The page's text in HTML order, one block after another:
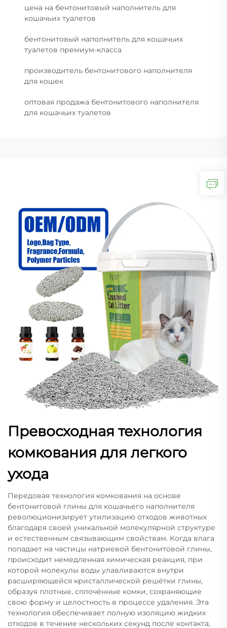
цена на бентонитовый наполнитель для
кошачьих туалетов
бентонитовый наполнитель для кошачьих
туалетов премиум-класса
производитель бентонитового наполнителя
для кошек
оптовая продажа бентонитового наполнителя
для кошачьих туалетов
Превосходная технология
комкования для легкого
ухода
Передовая технология комкования на основе
бентонитовой глины для кошачьего наполнителя
революционизирует утилизацию отходов животных
благодаря своей уникальной молекулярной структуре
и естественным связывающим свойствам. Когда влага
попадает на частицы натриевой бентонитовой глины,
происходит немедленная химическая реакция, при
которой молекулы воды улавливаются внутри
расширяющейся кристаллической решётки глины,
образуя плотные, сплочённые комки, сохраняющие
свою форму и целостность в процессе удаления. Эта
технология обеспечивает полную изоляцию жидких
отходов в течение нескольких секунд после контакта,